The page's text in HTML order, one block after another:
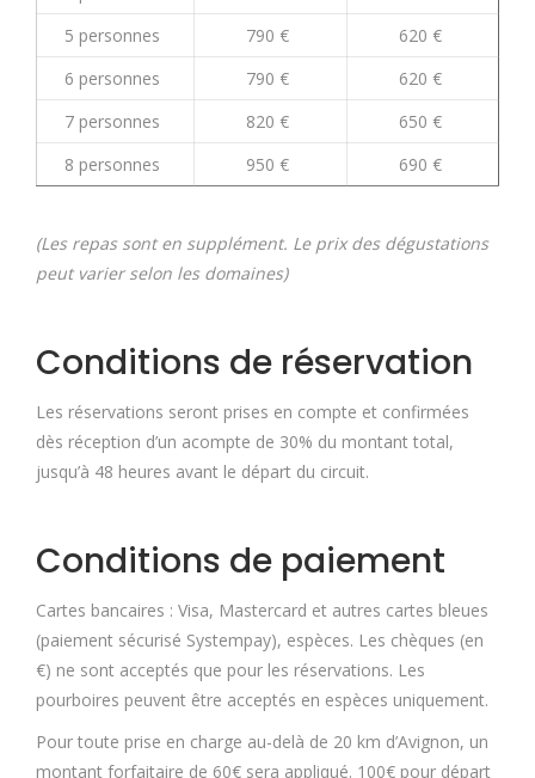
5 personnes
790 €
620 €
6 personnes
790 €
620 €
7 personnes
820 €
650 €
8 personnes
950 € 690 €
(Les repas sont en supplément. Le prix des dégustations
peut varier selon les domaines)
Conditions de réservation
Les réservations seront prises en compte et confirmées
dès réception d’un acompte de 30% du montant total,
jusqu’à 48 heures avant le départ du circuit.
Conditions de paiement
Cartes bancaires : Visa, Mastercard et autres cartes bleues
(paiement sécurisé Systempay), espèces. Les chèques (en
€) ne sont acceptés que pour les réservations. Les
pourboires peuvent être acceptés en espèces uniquement.
Pour toute prise en charge au-delà de 20 km d’Avignon, un
montant forfaitaire de 60€ sera appliqué. 100€ pour départ